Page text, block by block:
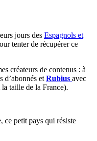
jours des Espagnols et
tenter de récupérer ce
créateurs de contenus : à
d’abonnés et Rubius avec
taille de la France).
ce petit pays qui résiste